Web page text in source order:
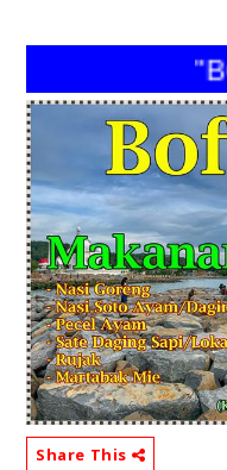
Share This